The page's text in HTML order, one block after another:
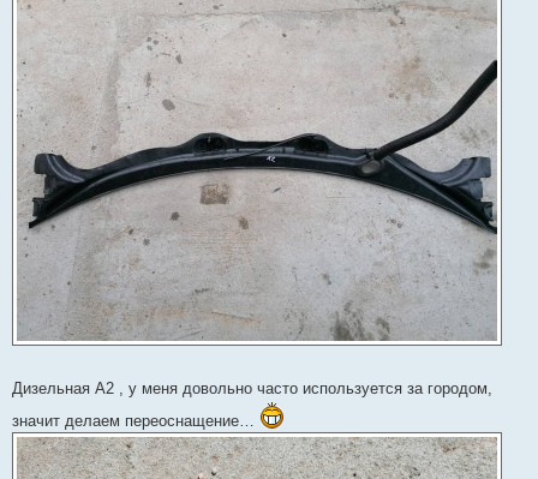
Дизельная А2 , у меня довольно часто используется за городом,
значит делаем переоснащение…